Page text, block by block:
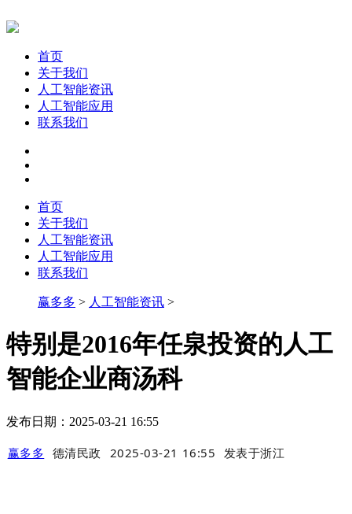
首页
关于我们
人工智能资讯
人工智能应用
联系我们
首页
关于我们
人工智能资讯
人工智能应用
联系我们
赢多多 > 人工智能资讯 >
特别是2016年任泉投资的人工
智能企业商汤科
发布日期：2025-03-21 16:55
赢多多 德清民政 2025-03-21 16:55 发表于浙江